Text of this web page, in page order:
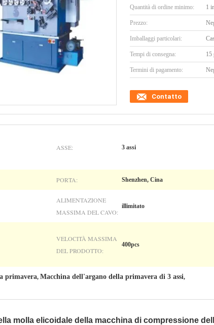
Quantità di ordine minimo: 1
Prezzo:
Imballaggi particolari:
Tempi di consegna: 15
Termini di pagamento:
Contatto
ASSE: 3 assi
PORTA: Shenzhen, Cina
ALIMENTAZIONE
MASSIMA DEL CAVO:
illimitato
VELOCITÀ MASSIMA
DEL PRODOTTO:
400pcs
primavera, Macchina dell'argano della primavera di 3 assi,
molla elicoidale della macchina di compressione